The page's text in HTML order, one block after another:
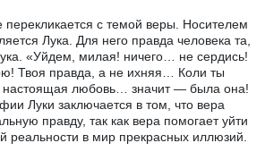
с темой веры. Носителем
Лука. Для него правда человека та,
«Уйдем, милая! ничего… не сердись!
правда, а не ихняя… Коли ты
настоящая любовь… значит — была она!
Луки заключается в том, что вера
правду, так как вера помогает уйти
реальности в мир прекрасных иллюзий.